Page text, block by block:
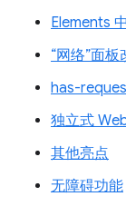
Elements
“网络”面板
has-
独立式
其他亮点
无障碍功能